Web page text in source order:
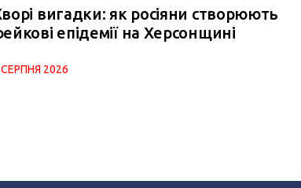
вигадки: як росіяни створюють
епідемії на Херсонщині
2026